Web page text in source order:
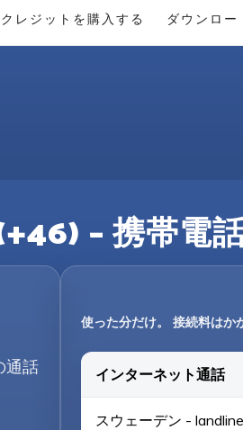
クレジットを購入する ダウンロー
– 携帯電
通話
使った分だけ。 接続料はか
インターネット通話
スウェーデン - landline